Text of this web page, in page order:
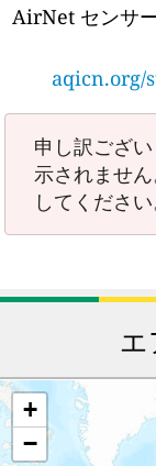
AirNet センサ
aqicn.org/
申し訳ござ
示されませ
してください
エ
+
−